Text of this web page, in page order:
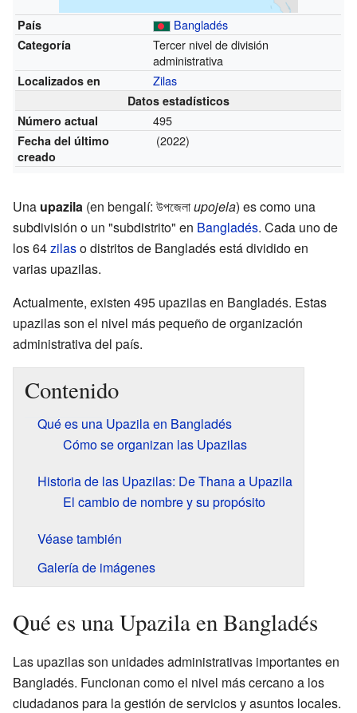
País Bangladés
Categoría
Tercer nivel de división
administrativa
Localizados en Zilas
Datos estadísticos
Número actual
495
Fecha del último
creado
(2022)
Una upazila (en bengalí: উপজেলাupojela) es como una
subdivisión o un "subdistrito" en Bangladés. Cada uno de
los 64zilaso distritos de Bangladés está dividido en
varias upazilas.
Actualmente, existen 495 upazilas en Bangladés. Estas
upazilas son el nivel más pequeño de organización
administrativa del país.
Contenido
Qué es una Upazila en Bangladés
Cómo se organizan las Upazilas
Historia de las Upazilas: De Thana a Upazila
El cambio de nombre y su propósito
Véase también
Galería de imágenes
Qué es una Upazila en Bangladés
Las upazilas son unidades administrativas importantes en
Bangladés. Funcionan como el nivel más cercano a los
ciudadanos para la gestión de servicios y asuntos locales.